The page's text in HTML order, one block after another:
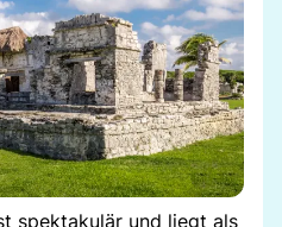
spektakulär und liegt als